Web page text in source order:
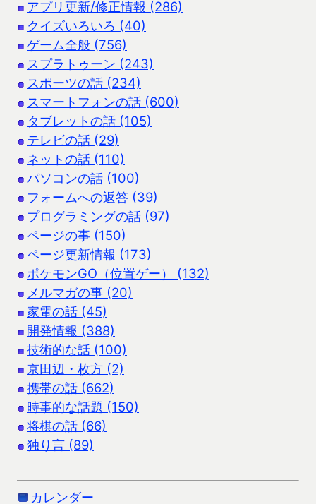
アプリ更新/修正情報 (286)
クイズいろいろ (40)
ゲーム全般 (756)
スプラトゥーン (243)
スポーツの話 (234)
スマートフォンの話 (600)
タブレットの話 (105)
テレビの話 (29)
ネットの話 (110)
パソコンの話 (100)
フォームへの返答 (39)
プログラミングの話 (97)
ページの事 (150)
ページ更新情報 (173)
ポケモンGO（位置ゲー） (132)
メルマガの事 (20)
家電の話 (45)
開発情報 (388)
技術的な話 (100)
京田辺・枚方 (2)
携帯の話 (662)
時事的な話題 (150)
将棋の話 (66)
独り言 (89)
カレンダー